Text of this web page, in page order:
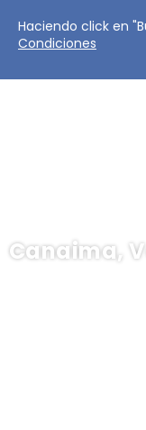
Canaima,
Haciendo click en
Condiciones